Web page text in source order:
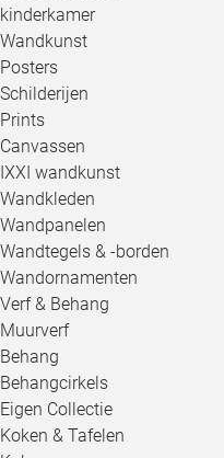
kinderkamer
Wandkunst
Posters
Schilderijen
Prints
Canvassen
IXXI wandkunst
Wandkleden
Wandpanelen
Wandtegels & -borden
Wandornamenten
Verf & Behang
Muurverf
Behang
Behangcirkels
Eigen Collectie
Koken & Tafelen